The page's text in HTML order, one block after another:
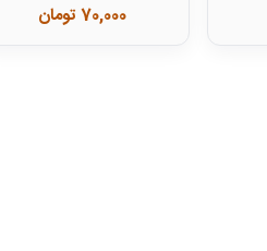
70,000 تومان